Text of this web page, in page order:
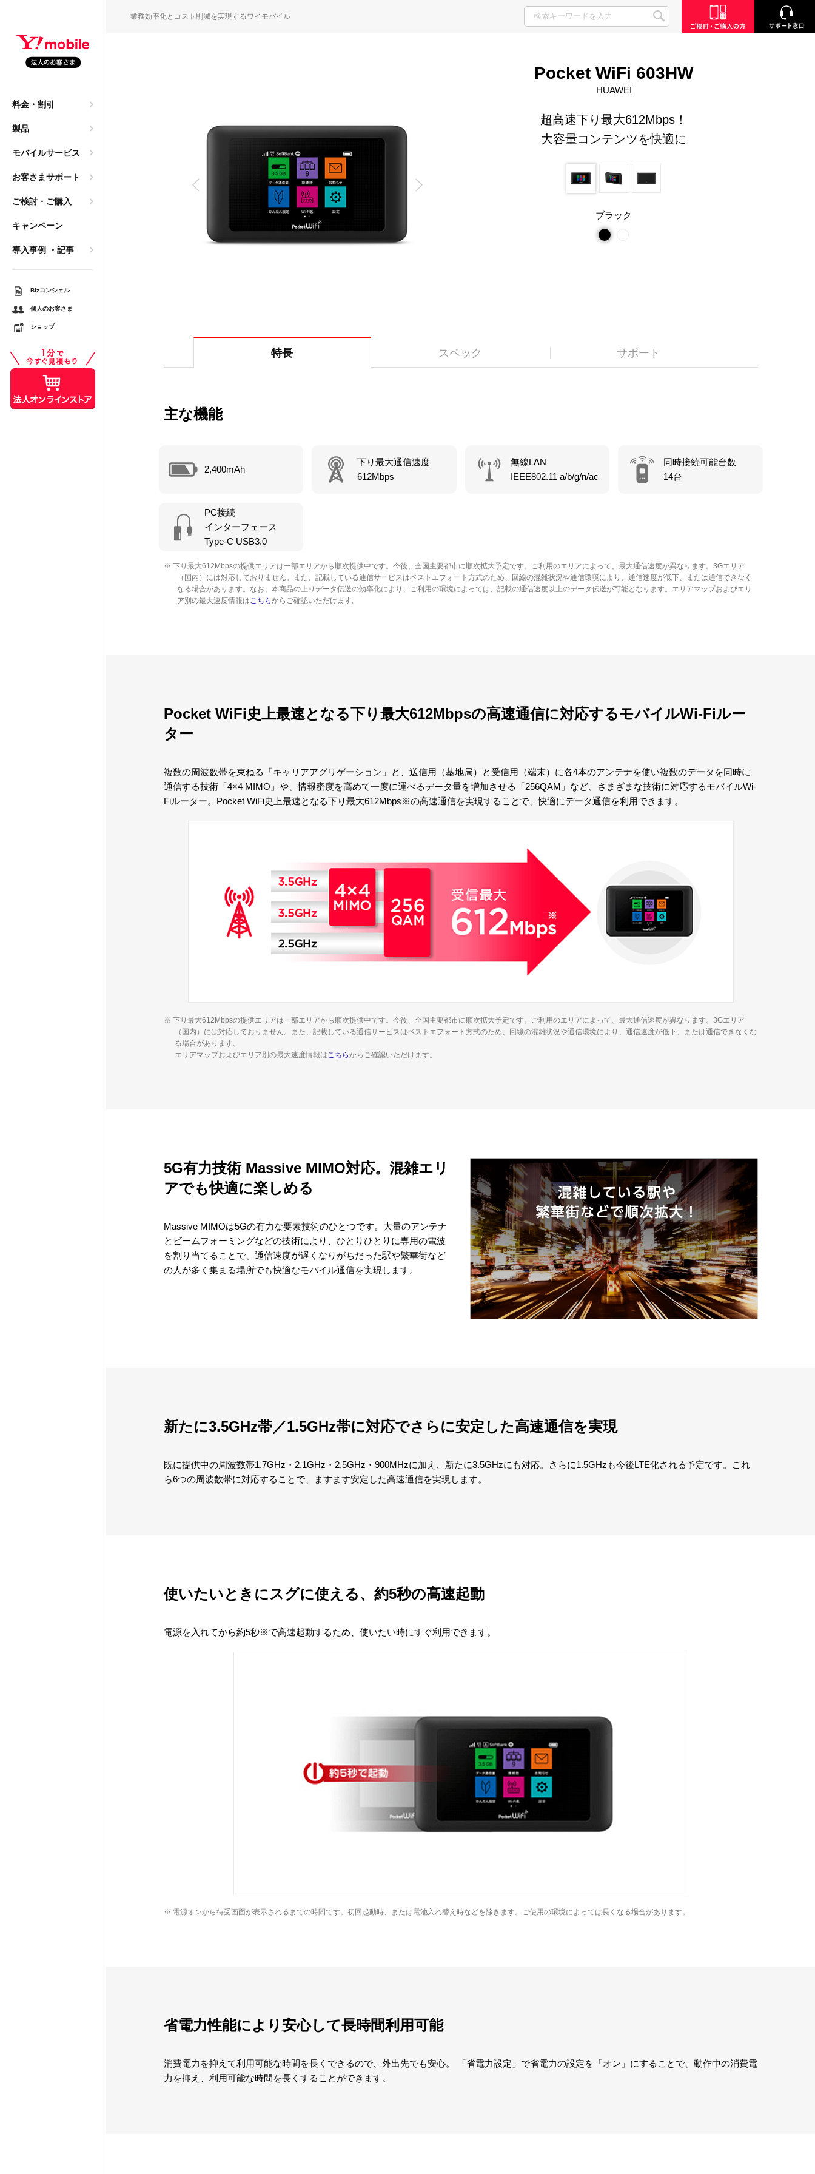
料金・割引
製品
モバイルサービス
お客さまサポート
ご検討・ご購入
キャンペーン
導入事例 ・記事
人携帯へ。レンタ
年？「まだ使える」
換え
リットとは？ スマ
Bizコンシェル
個人のお客さま
ショップ
業務効率化とコスト削減を実現するワイモバイル
SEARCH
サポート窓口
Pocket WiFi 603HW
HUAWEI
超高速下り最大612Mbps！
大容量コンテンツを快適に
ブラック
特長 スペック サポート
主な機能
2,400mAh
下り最大通信速度
612Mbps
無線LAN
IEEE802.11 a/b/g/n/ac
同時接続可能台数
14台
PC接続
インターフェース
Type-C USB3.0
※ 下り最大612Mbpsの提供エリアは一部エリアから順次提供中です。今後、全国主要都市に順次拡大予定です。ご利用のエリアによって、最大通信速度が異なります。3Gエリア
（国内）には対応しておりません。また、記載している通信サービスはベストエフォート方式のため、回線の混雑状況や通信環境により、通信速度が低下、または通信できなく
なる場合があります。なお、本商品の上りデータ伝送の効率化により、ご利用の環境によっては、記載の通信速度以上のデータ伝送が可能となります。エリアマップおよびエリ
ア別の最大速度情報はこちらからご確認いただけます。
Pocket WiFi史上最速となる下り最大612Mbpsの高速通信に対応するモバイルWi-Fiルー
ター
複数の周波数帯を束ねる「キャリアアグリゲーション」と、送信用（基地局）と受信用（端末）に各4本のアンテナを使い複数のデータを同時に
通信する技術「4×4 MIMO」や、情報密度を高めて一度に運べるデータ量を増加させる「256QAM」など、さまざまな技術に対応するモバイルWi-
Fiルーター。Pocket WiFi史上最速となる下り最大612Mbps※の高速通信を実現することで、快適にデータ通信を利用できます。
※ 下り最大612Mbpsの提供エリアは一部エリアから順次提供中です。今後、全国主要都市に順次拡大予定です。ご利用のエリアによって、最大通信速度が異なります。3Gエリア
（国内）には対応しておりません。また、記載している通信サービスはベストエフォート方式のため、回線の混雑状況や通信環境により、通信速度が低下、または通信できなくな
る場合があります。
エリアマップおよびエリア別の最大速度情報はこちらからご確認いただけます。
5G有力技術 Massive MIMO対応。混雑エリ
アでも快適に楽しめる
Massive MIMOは5Gの有力な要素技術のひとつです。大量のアンテナ
とビームフォーミングなどの技術により、ひとりひとりに専用の電波
を割り当てることで、通信速度が遅くなりがちだった駅や繁華街など
の人が多く集まる場所でも快適なモバイル通信を実現します。
新たに3.5GHz帯／1.5GHz帯に対応でさらに安定した高速通信を実現
既に提供中の周波数帯1.7GHz・2.1GHz・2.5GHz・900MHzに加え、新たに3.5GHzにも対応。さらに1.5GHzも今後LTE化される予定です。これ
ら6つの周波数帯に対応することで、ますます安定した高速通信を実現します。
使いたいときにスグに使える、約5秒の高速起動
電源を入れてから約5秒※で高速起動するため、使いたい時にすぐ利用できます。
※ 電源オンから待受画面が表示されるまでの時間です。初回起動時、または電池入れ替え時などを除きます。ご使用の環境によっては長くなる場合があります。
省電力性能により安心して長時間利用可能
消費電力を抑えて利用可能な時間を長くできるので、外出先でも安心。 「省電力設定」で省電力の設定を「オン」にすることで、動作中の消費電
力を抑え、利用可能な時間を長くすることができます。